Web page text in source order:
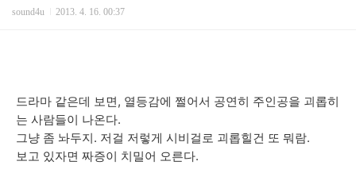
sound4u 2013. 4. 16. 00:37
드라마 같은데 보면, 열등감에 쩔어서 공연히 주인공을 괴롭히
는 사람들이 나온다.
그냥 좀 놔두지. 저걸 저렇게 시비걸로 괴롭힐건 또 뭐람.
보고 있자면 짜증이 치밀어 오른다.